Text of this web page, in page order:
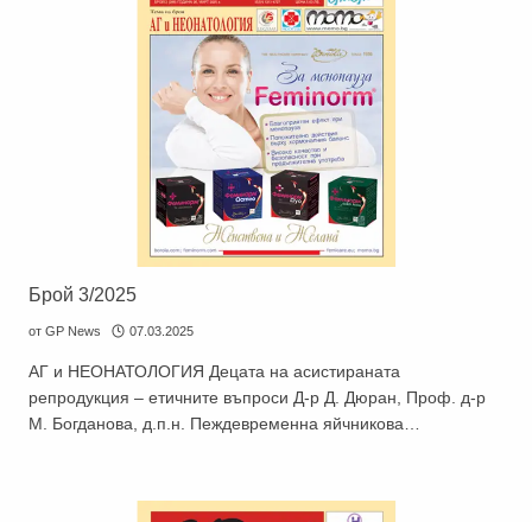
Брой 3/2025
от GP News 07.03.2025
АГ и НЕОНАТОЛОГИЯ Децата на асистираната
репродукция – етичните въпроси Д-р Д. Дюран, Проф. д-р
М. Богданова, д.п.н. Пеждевременна яйчникова…
За да можеда виждате специализирано медицинско
, трябва да декларирате, че сте
специалист !
Аз съм медицински специалист